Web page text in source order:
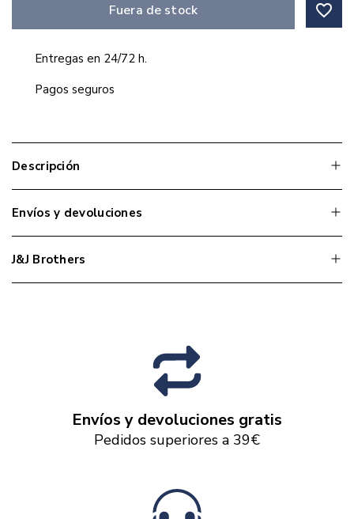
Fuera de stock favorite_border
Entregas en 24/72 h.
Pagos seguros
Descripción
Envíos y devoluciones
J&J Brothers
Envíos y devoluciones gratis
Pedidos superiores a 39€